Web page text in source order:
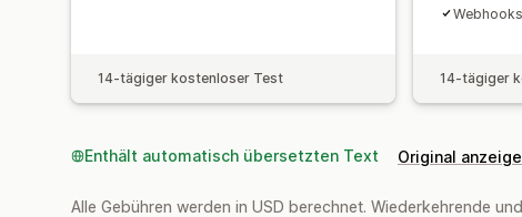
14-tägiger kostenloser Test
Webhooks
14-tägiger
Enthält automatisch übersetzten Text Original
Alle Gebühren werden in USD berechnet. Wiederkehrende